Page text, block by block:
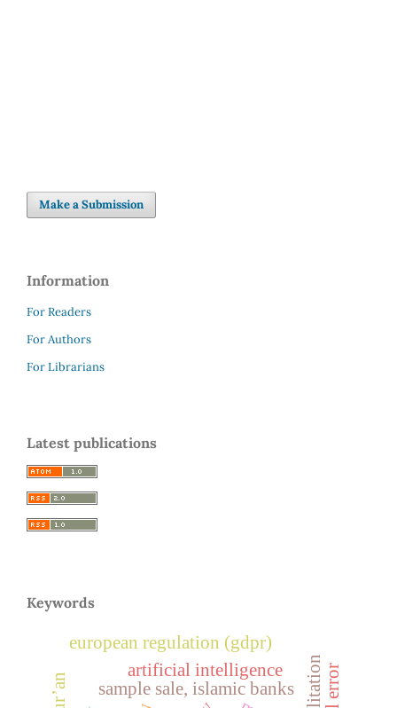
Make a Submission
Information
For Readers
For Authors
For Librarians
Latest publications
Keywords
sample sale, islamic banks
artificial intelligence
european regulation (gdpr)